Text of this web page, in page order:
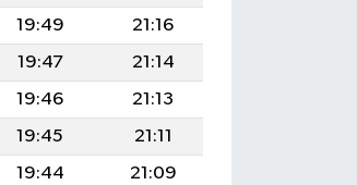
19:49
21:16
19:47
21:14
19:46
21:13
19:45
21:11
19:44
21:09